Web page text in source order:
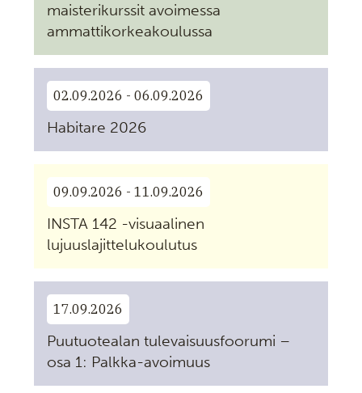
maisterikurssit avoimessa
ammattikorkeakoulussa
02.09.2026 - 06.09.2026
Habitare 2026
09.09.2026 - 11.09.2026
INSTA 142 -visuaalinen
lujuuslajittelukoulutus
17.09.2026
Puutuotealan tulevaisuusfoorumi –
osa 1: Palkka-avoimuus